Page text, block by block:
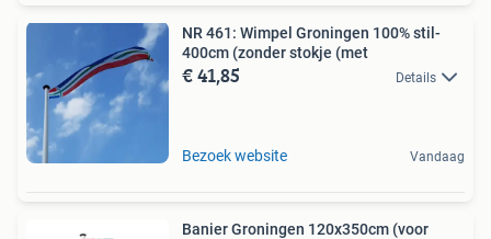
NR 461: Wimpel Groningen 100% stil-
400cm (zonder stokje (met
€ 41,85 Details
Bezoek website Vandaag
Banier Groningen 120x350cm (voor